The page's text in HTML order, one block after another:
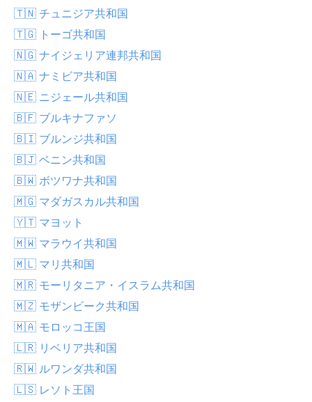
🇹🇳 チュニジア共和国
🇹🇬 トーゴ共和国
🇳🇬 ナイジェリア連邦共和国
🇳🇦 ナミビア共和国
🇳🇪 ニジェール共和国
🇧🇫 ブルキナファソ
🇧🇮 ブルンジ共和国
🇧🇯 ベニン共和国
🇧🇼 ボツワナ共和国
🇲🇬 マダガスカル共和国
🇾🇹 マヨット
🇲🇼 マラウイ共和国
🇲🇱 マリ共和国
🇲🇷 モーリタニア・イスラム共和国
🇲🇿 モザンビーク共和国
🇲🇦 モロッコ王国
🇱🇷 リベリア共和国
🇷🇼 ルワンダ共和国
🇱🇸 レソト王国